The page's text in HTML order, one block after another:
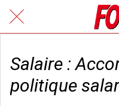
Salaire :
politique